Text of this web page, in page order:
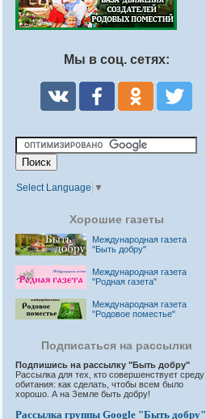
Мы в соц. сетях:
Select Language ▼
Хорошие газеты
Международная газета
"Быть добру"
Международная газета
"Родная газета"
Международная газета
"Родовое поместье"
Подписаться на рассылки
Подпишись на рассылку "Быть добру"
Рассылка для тех, кто совершенствует среду
обитания: как сделать, чтобы всем было
хорошо. А на Земле быть добру!
Рассылка группы Google "Быть добру"